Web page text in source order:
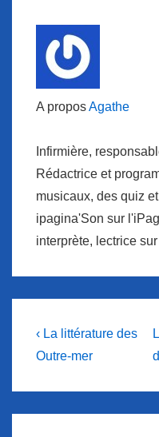
A proposAgathe
Infirmière,
Rédactrice et
musicaux, des quiz
ipagina'Son sur
interprète, lectrice
Navigation
de
l’article
Previous
Post
‹ La littérature des
Outre-mer